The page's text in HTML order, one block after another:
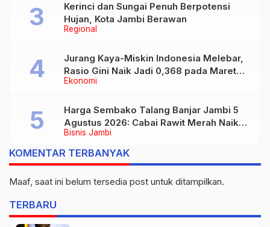
Regional
Kerinci dan Sungai Penuh Berpotensi
Hujan, Kota Jambi Berawan
Ekonomi
Jurang Kaya-Miskin Indonesia Melebar,
Rasio Gini Naik Jadi 0,368 pada Maret
2026
Bisnis Jambi
Harga Sembako Talang Banjar Jambi 5
Agustus 2026: Cabai Rawit Merah Naik
Jadi Rp55 Ribu
KOMENTAR TERBANYAK
Maaf, saat ini belum tersedia post untuk ditampilkan.
TERBARU